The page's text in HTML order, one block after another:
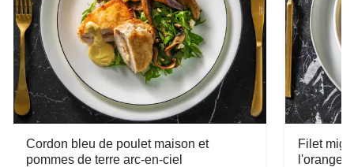
Cordon bleu de poulet maison et
pommes de terre arc-en-ciel
Filet
l'orange